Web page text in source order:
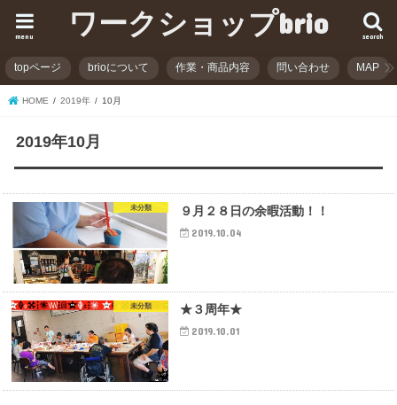
ワークショップbrio search
menu
topページ brioについて 作業・商品内容 問い合わせ MAP
HOME 2019年 10月
2019年10月
未分類 ９月２８日の余暇活動！！
2019.10.04
未分類 ★３周年★
2019.10.01